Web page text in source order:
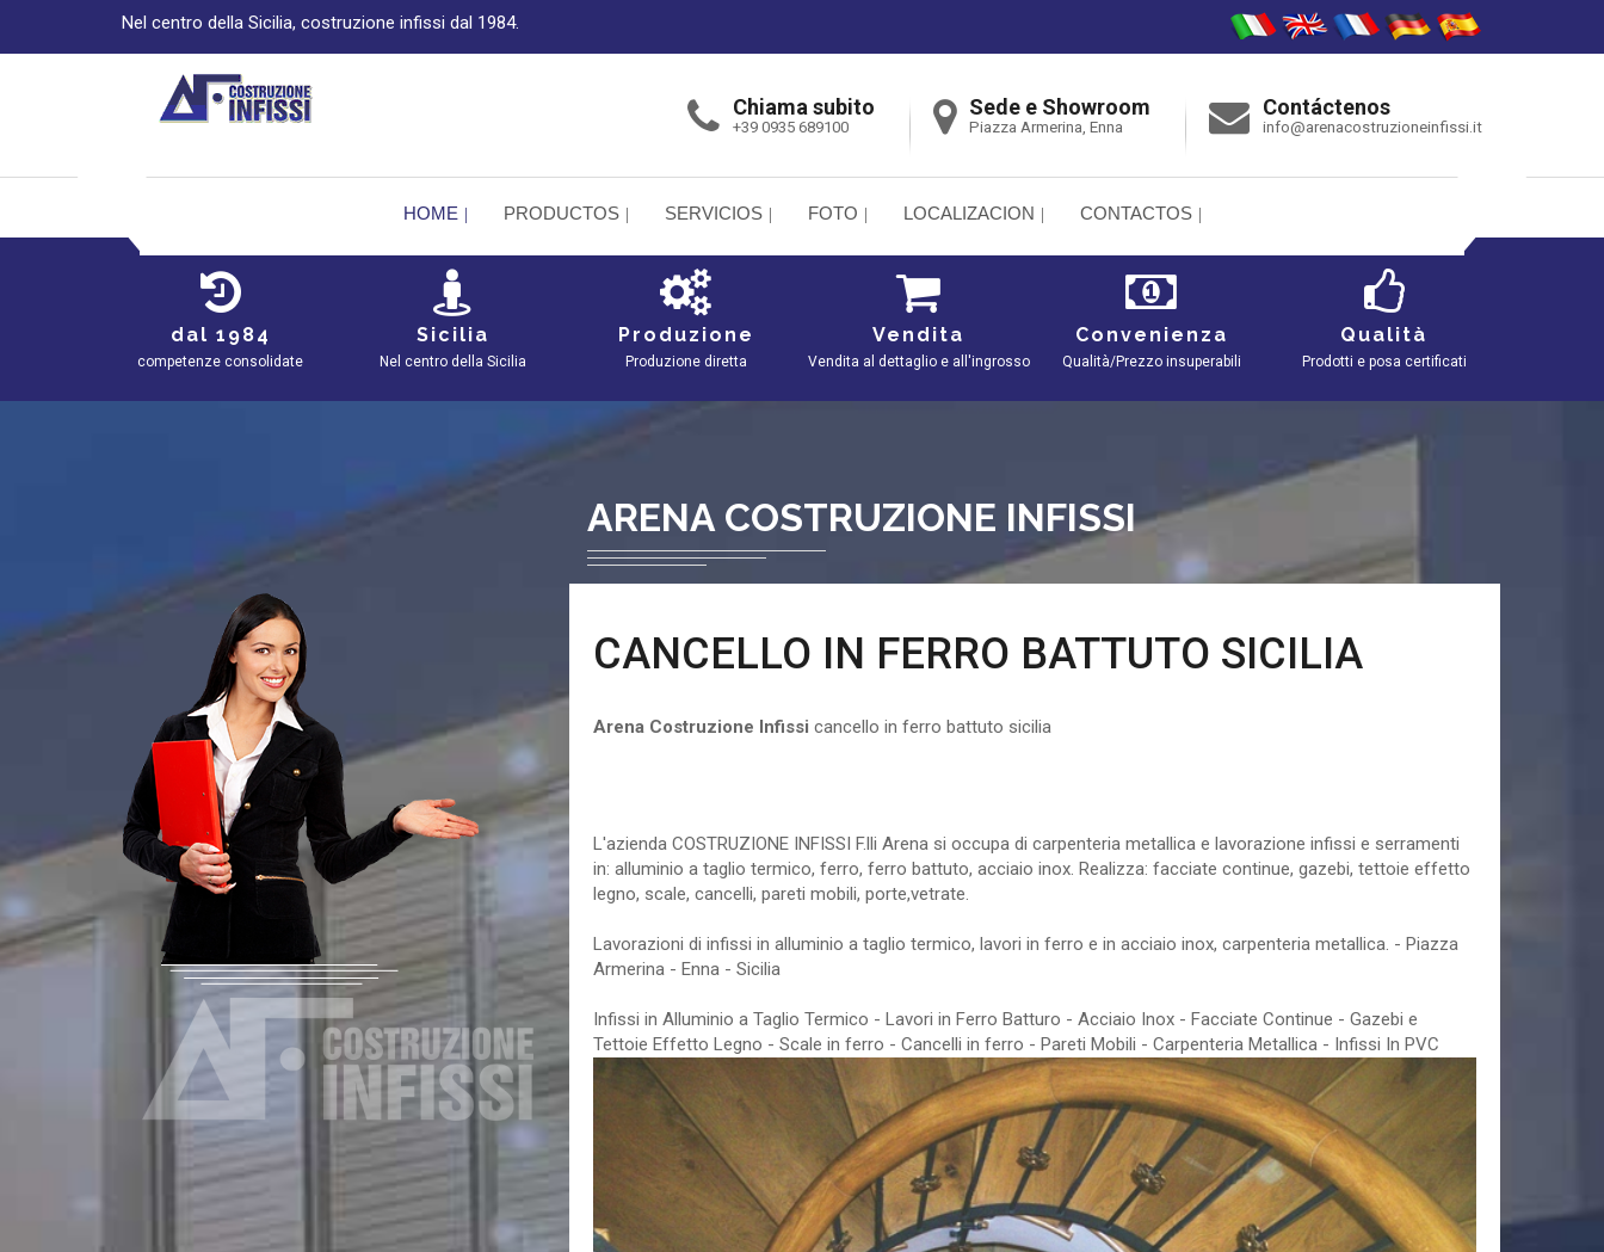
Nel centro della Sicilia, costruzione infissi dal 1984.
Chiama subito
+39 0935 689100
Sede e Showroom
Piazza Armerina, Enna
Contáctenos
info@arenacostruzioneinfissi.it
HOME PRODUCTOS SERVICIOS FOTO LOCALIZACION CONTACTOS
dal 1984
competenze consolidate
Sicilia
Nel centro della Sicilia
Produzione
Produzione diretta
Vendita
Vendita al dettaglio e all'ingrosso
Convenienza
Qualità/Prezzo insuperabili
Qualità
Prodotti e posa certificati
ARENA COSTRUZIONE INFISSI
CANCELLO IN FERRO BATTUTO SICILIA
Arena Costruzione Infissi cancello in ferro battuto sicilia
L'azienda COSTRUZIONE INFISSI F.lli Arena si occupa di carpenteria metallica e lavorazione infissi e serramenti
in: alluminio a taglio termico, ferro, ferro battuto, acciaio inox. Realizza: facciate continue, gazebi, tettoie effetto
legno, scale, cancelli, pareti mobili, porte,vetrate.
Lavorazioni di infissi in alluminio a taglio termico, lavori in ferro e in acciaio inox, carpenteria metallica. - Piazza
Armerina - Enna - Sicilia
Infissi in Alluminio a Taglio Termico - Lavori in Ferro Batturo - Acciaio Inox - Facciate Continue - Gazebi e
Tettoie Effetto Legno - Scale in ferro - Cancelli in ferro - Pareti Mobili - Carpenteria Metallica - Infissi In PVC